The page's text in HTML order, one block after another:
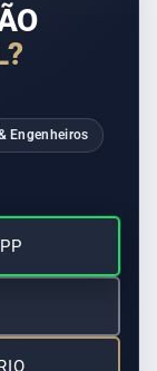
Engenheiros